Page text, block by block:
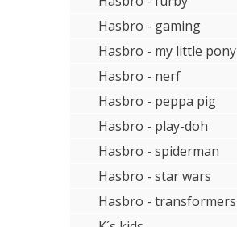
Hasbro - gaming
Hasbro - my little pony
Hasbro - nerf
Hasbro - peppa pig
Hasbro - play-doh
Hasbro - spiderman
Hasbro - star wars
Hasbro - transformers